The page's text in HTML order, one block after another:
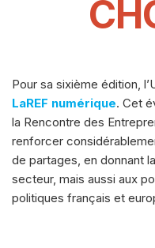
Pour sa sixième édition,
LaREF numérique. Cet
la Rencontre des
renforcer
de partages, en donnant
secteur, mais aussi aux
politiques français et